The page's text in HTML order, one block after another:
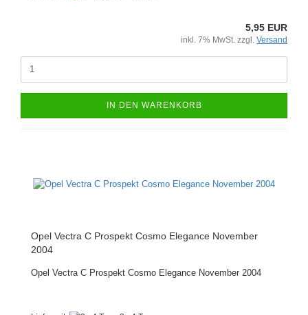
5,95 EUR
inkl. 7% MwSt. zzgl. Versand
IN DEN WARENKORB
Opel Vectra C Prospekt Cosmo Elegance November
2004
Opel Vectra C Prospekt Cosmo Elegance November 2004